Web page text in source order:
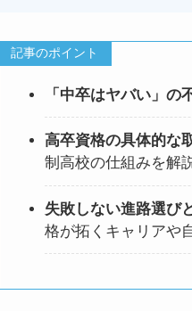
記事のポイント
「中卒はヤバい」の
高卒資格の具体的な
制高校の仕組みを解
失敗しない進路選び
格が拓くキャリアや